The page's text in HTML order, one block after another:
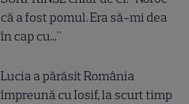
că a fost pomul. Era să-mi dea
în cap cu..."
Lucia a părăsit România
împreună cu Iosif, la scurt timp